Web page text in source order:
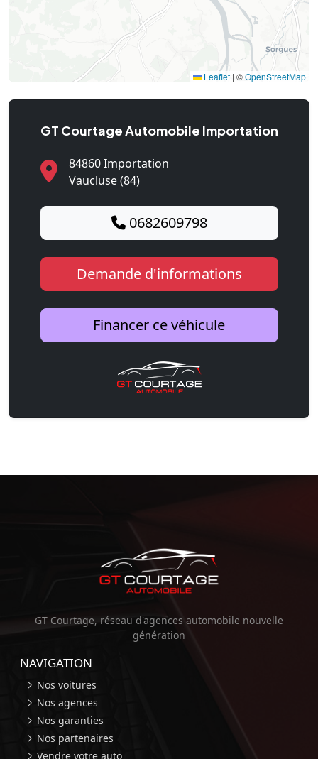
Leaflet | ©OpenStreetMap
GT Courtage Automobile Importation
84860 Importation
Vaucluse (84)
0682609798
Demande d'informations
Financer ce véhicule
GT Courtage, réseau d'agences automobile nouvelle
génération
NAVIGATION
Nos voitures
Nos agences
Nos garanties
Nos partenaires
Vendre votre auto